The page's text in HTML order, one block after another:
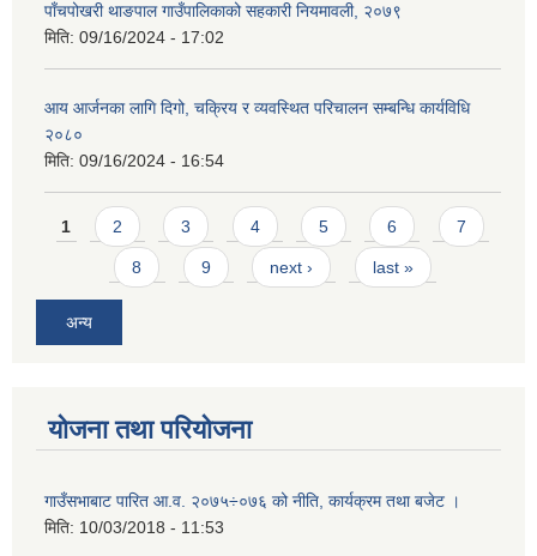
पाँचपोखरी थाङपाल गाउँपालिकाको सहकारी नियमावली, २०७९
मिति: 09/16/2024 - 17:02
आय आर्जनका लागि दिगो, चक्रिय र व्यवस्थित परिचालन सम्बन्धि कार्यविधि
२०८०
मिति: 09/16/2024 - 16:54
Pages
1 2 3 4 5 6 7
8 9 next › last »
अन्य
योजना तथा परियोजना
गाउँसभाबाट पारित आ.व. २०७५÷०७६ को नीति, कार्यक्रम तथा बजेट ।
मिति: 10/03/2018 - 11:53